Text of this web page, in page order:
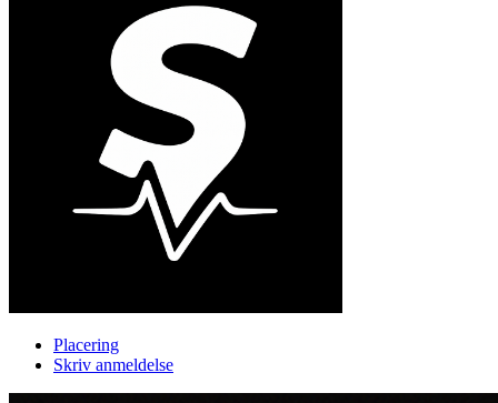
Placering
Skriv anmeldelse